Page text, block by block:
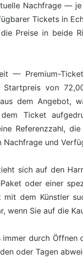
Nachfrage —
Tickets in
Preise in beide
— Premium-
Startpreis von
dem Angebot,
Ticket
Referenzzahl,
und
sich auf den
oder einer
dem Künstler
wenn Sie auf die
immer durch
oder Tagen